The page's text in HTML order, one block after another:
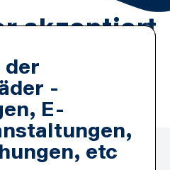
akzeptiert
Cookies zulassen.
der
-
E-
etc